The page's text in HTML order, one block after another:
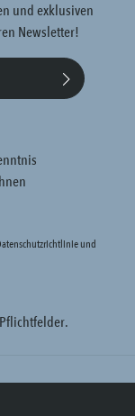
und exklusiven
Newsletter!
und